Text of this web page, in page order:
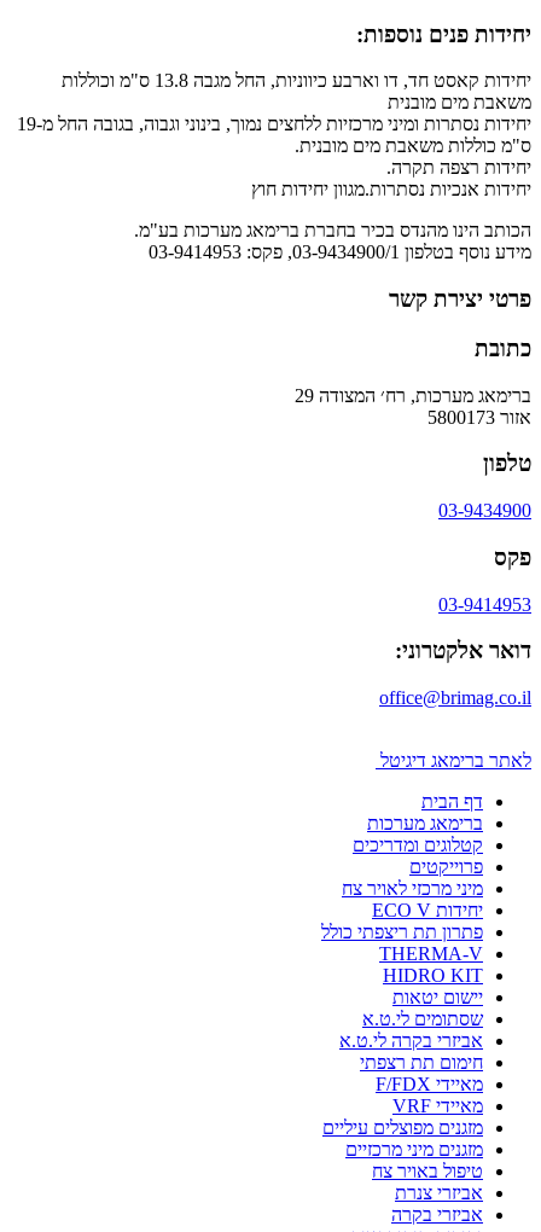
יחידות פנים נוספות:
יחידות קאסט חד, דו וארבע כיווניות, החל מגבה 13.8 ס"מ וכוללות
משאבת מים מובנית
יחידות נסתרות ומיני מרכזיות ללחצים נמוך, בינוני וגבוה, בגובה החל מ-19
ס"מ כוללות משאבת מים מובנית.
יחידות רצפה תקרה.
יחידות אנכיות נסתרות.מגוון יחידות חוץ
הכותב הינו מהנדס בכיר בחברת ברימאג מערכות בע"מ.
מידע נוסף בטלפון 03-9434900/1, פקס: 03-9414953
פרטי יצירת קשר
כתובת
ברימאג מערכות, רח׳ המצודה 29
אזור 5800173
טלפון
03-9434900
פקס
03-9414953
דואר אלקטרוני:
office@brimag.co.il
לאתר ברימאג דיגיטל
דף הבית
ברימאג מערכות
קטלוגים ומדריכים
פרוייקטים
מיני מרכזי לאויר צח
יחידות ECO V
פתרון תת ריצפתי כולל
THERMA-V
HIDRO KIT
יישום יטאות
שסתומים לי.ט.א
אביזרי בקרה לי.ט.א
חימום תת רצפתי
מאיידי F/FDX
מאיידי VRF
מזגנים מפוצלים עיליים
מזגנים מיני מרכזיים
טיפול באויר צח
אביזרי צנרת
אביזרי בקרה